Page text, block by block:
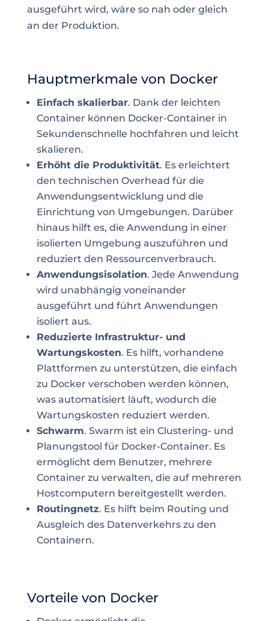
ausgeführt wird, wäre so nah oder gleich
an der Produktion.
Hauptmerkmale von Docker
Einfach skalierbar. Dank der leichten
Container können Docker-Container in
Sekundenschnelle hochfahren und leicht
skalieren.
Erhöht die Produktivität. Es erleichtert
den technischen Overhead für die
Anwendungsentwicklung und die
Einrichtung von Umgebungen. Darüber
hinaus hilft es, die Anwendung in einer
isolierten Umgebung auszuführen und
reduziert den Ressourcenverbrauch.
Anwendungsisolation. Jede Anwendung
wird unabhängig voneinander
ausgeführt und führt Anwendungen
isoliert aus.
Reduzierte Infrastruktur- und
Wartungskosten. Es hilft, vorhandene
Plattformen zu unterstützen, die einfach
zu Docker verschoben werden können,
was automatisiert läuft, wodurch die
Wartungskosten reduziert werden.
Schwarm. Swarm ist ein Clustering- und
Planungstool für Docker-Container. Es
ermöglicht dem Benutzer, mehrere
Container zu verwalten, die auf mehreren
Hostcomputern bereitgestellt werden.
Routingnetz. Es hilft beim Routing und
Ausgleich des Datenverkehrszu den
Containern.
Vorteile von Docker